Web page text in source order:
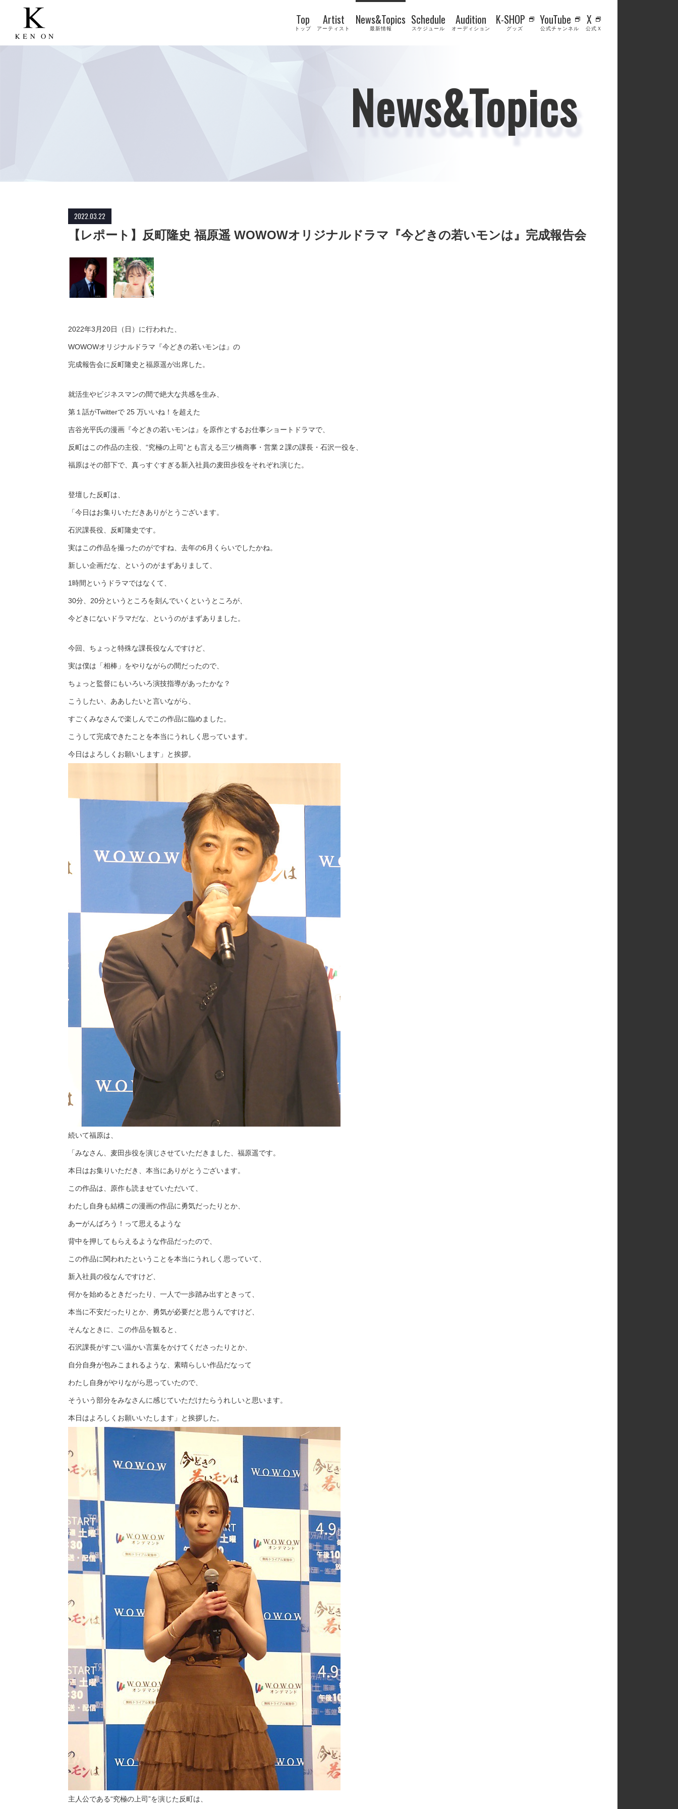
Top
トップ
Artist
アーティスト
News&Topics
最新情報
Schedule
スケジュール
Audition
オーディション
K-SHOP
グッズ
YouTube
公式チャンネル
X
公式Ｘ
News&Topics
2022.03.22
【レポート】反町隆史 福原遥 WOWOWオリジナルドラマ『今どきの若いモンは』完成報告会
2022年3月20日（日）に行われた、
WOWOWオリジナルドラマ『今どきの若いモンは』の
完成報告会に反町隆史と福原遥が出席した。
就活生やビジネスマンの間で絶大な共感を生み、
第１話がTwitterで 25 万いいね！を超えた
吉谷光平氏の漫画『今どきの若いモンは』を原作とするお仕事ショートドラマで、
反町はこの作品の主役、“究極の上司”とも言える三ツ橋商事・営業２課の課長・石沢一役を、
福原はその部下で、真っすぐすぎる新入社員の麦田歩役をそれぞれ演じた。
登壇した反町は、
「今日はお集りいただきありがとうございます。
石沢課長役、反町隆史です。
実はこの作品を撮ったのがですね、去年の6月くらいでしたかね。
新しい企画だな、というのがまずありまして、
1時間というドラマではなくて、
30分、20分というところを刻んでいくというところが、
今どきにないドラマだな、というのがまずありました。
今回、ちょっと特殊な課長役なんですけど、
実は僕は「相棒」をやりながらの間だったので、
ちょっと監督にもいろいろ演技指導があったかな？
こうしたい、ああしたいと言いながら、
すごくみなさんで楽しんでこの作品に臨めました。
こうして完成できたことを本当にうれしく思っています。
今日はよろしくお願いします」と挨拶。
続いて福原は、
「みなさん、麦田歩役を演じさせていただきました、福原遥です。
本日はお集りいただき、本当にありがとうございます。
この作品は、原作も読ませていただいて、
わたし自身も結構この漫画の作品に勇気だったりとか、
あーがんばろう！って思えるような
背中を押してもらえるような作品だったので、
この作品に関われたということを本当にうれしく思っていて、
新入社員の役なんですけど、
何かを始めるときだったり、一人で一歩踏み出すときって、
本当に不安だったりとか、勇気が必要だと思うんですけど、
そんなときに、この作品を観ると、
石沢課長がすごい温かい言葉をかけてくださったりとか、
自分自身が包みこまれるような、素晴らしい作品だなって
わたし自身がやりながら思っていたので、
そういう部分をみなさんに感じていただけたらうれしいと思います。
本日はよろしくお願いいたします」と挨拶した。
主人公である“究極の上司”を演じた反町は、